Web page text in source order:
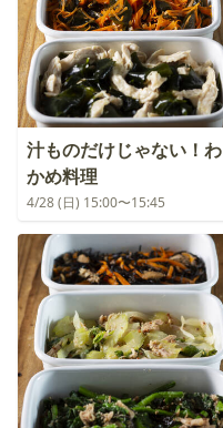
汁ものだけじゃない！わ
かめ料理
4/28 (日) 15:00〜15:45